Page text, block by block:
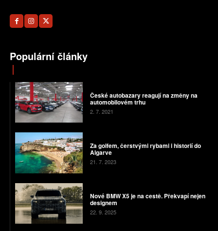
Populární články
České autobazary reagují na změny na
automobilovém trhu
2. 7. 2021
Za golfem, čerstvými rybami i historií do
Algarve
21. 7. 2023
Nové BMW X5 je na cestě. Překvapí nejen
designem
22. 9. 2025